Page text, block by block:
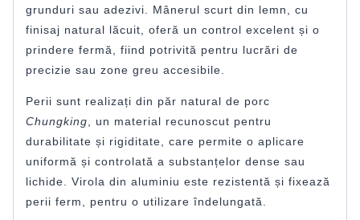
grunduri sau adezivi. Mânerul scurt din lemn, cu
finisaj natural lăcuit, oferă un control excelent și o
prindere fermă, fiind potrivită pentru lucrări de
precizie sau zone greu accesibile.
Perii sunt realizați din păr natural de porc
Chungking , un material recunoscut pentru
durabilitate și rigiditate, care permite o aplicare
uniformă și controlată a substanțelor dense sau
lichide. Virola din aluminiu este rezistentă și fixează
perii ferm, pentru o utilizare îndelungată.